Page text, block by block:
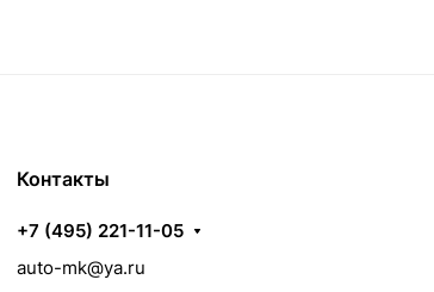
Контакты
+7 (495) 221-11-05
auto-mk@ya.ru